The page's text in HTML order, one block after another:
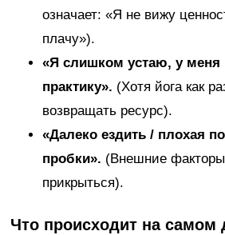
означает: «Я не вижу
плачу»).
«Я слишком устаю, у меня
практику». (Хотя йога как
возвращать ресурс).
«Далеко ездить / плохая
пробки». (Внешние
прикрыться).
Что происходит на самом